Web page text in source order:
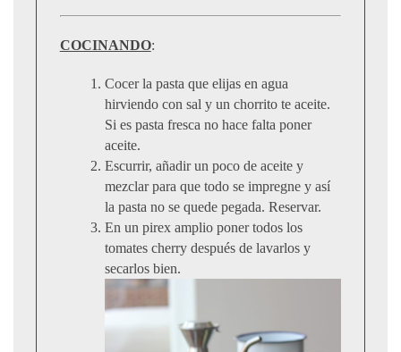
COCINANDO:
Cocer la pasta que elijas en agua
hirviendo con sal y un chorrito te aceite.
Si es pasta fresca no hace falta poner
aceite.
Escurrir, añadir un poco de aceite y
mezclar para que todo se impregne y así
la pasta no se quede pegada. Reservar.
En un pirex amplio poner todos los
tomates cherry después de lavarlos y
secarlos bien.